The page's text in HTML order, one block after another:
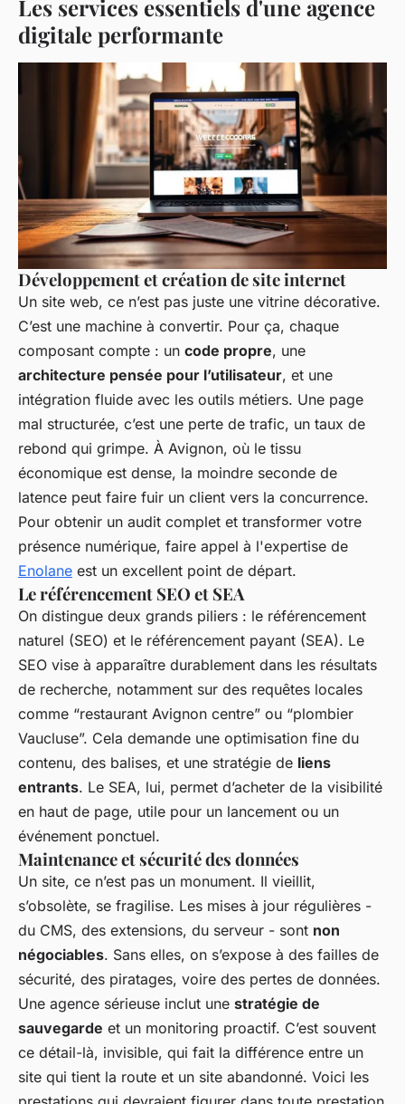
Les services essentiels d'une agence
digitale performante
Développement et création de site internet
Un site web, ce n’est pas juste une vitrine décorative.
C’est une machine à convertir. Pour ça, chaque
composant compte : un code propre, une
architecture pensée pour l’utilisateur, et une
intégration fluide avec les outils métiers. Une page
mal structurée, c’est une perte de trafic, un taux de
rebond qui grimpe. À Avignon, où le tissu
économique est dense, la moindre seconde de
latence peut faire fuir un client vers la concurrence.
Pour obtenir un audit complet et transformer votre
présence numérique, faire appel à l'expertise de
Enolane est un excellent point de départ.
Le référencement SEO et SEA
On distingue deux grands piliers : le référencement
naturel (SEO) et le référencement payant (SEA). Le
SEO vise à apparaître durablement dans les résultats
de recherche, notamment sur des requêtes locales
comme “restaurant Avignon centre” ou “plombier
Vaucluse”. Cela demande une optimisation fine du
contenu, des balises, et une stratégie de liens
entrants. Le SEA, lui, permet d’acheter de la visibilité
en haut de page, utile pour un lancement ou un
événement ponctuel.
Maintenance et sécurité des données
Un site, ce n’est pas un monument. Il vieillit,
s’obsolète, se fragilise. Les mises à jour régulières -
du CMS, des extensions, du serveur - sont non
négociables. Sans elles, on s’expose à des failles de
sécurité, des piratages, voire des pertes de données.
Une agence sérieuse inclut une stratégie de
sauvegarde et un monitoring proactif. C’est souvent
ce détail-là, invisible, qui fait la différence entre un
site qui tient la route et un site abandonné. Voici les